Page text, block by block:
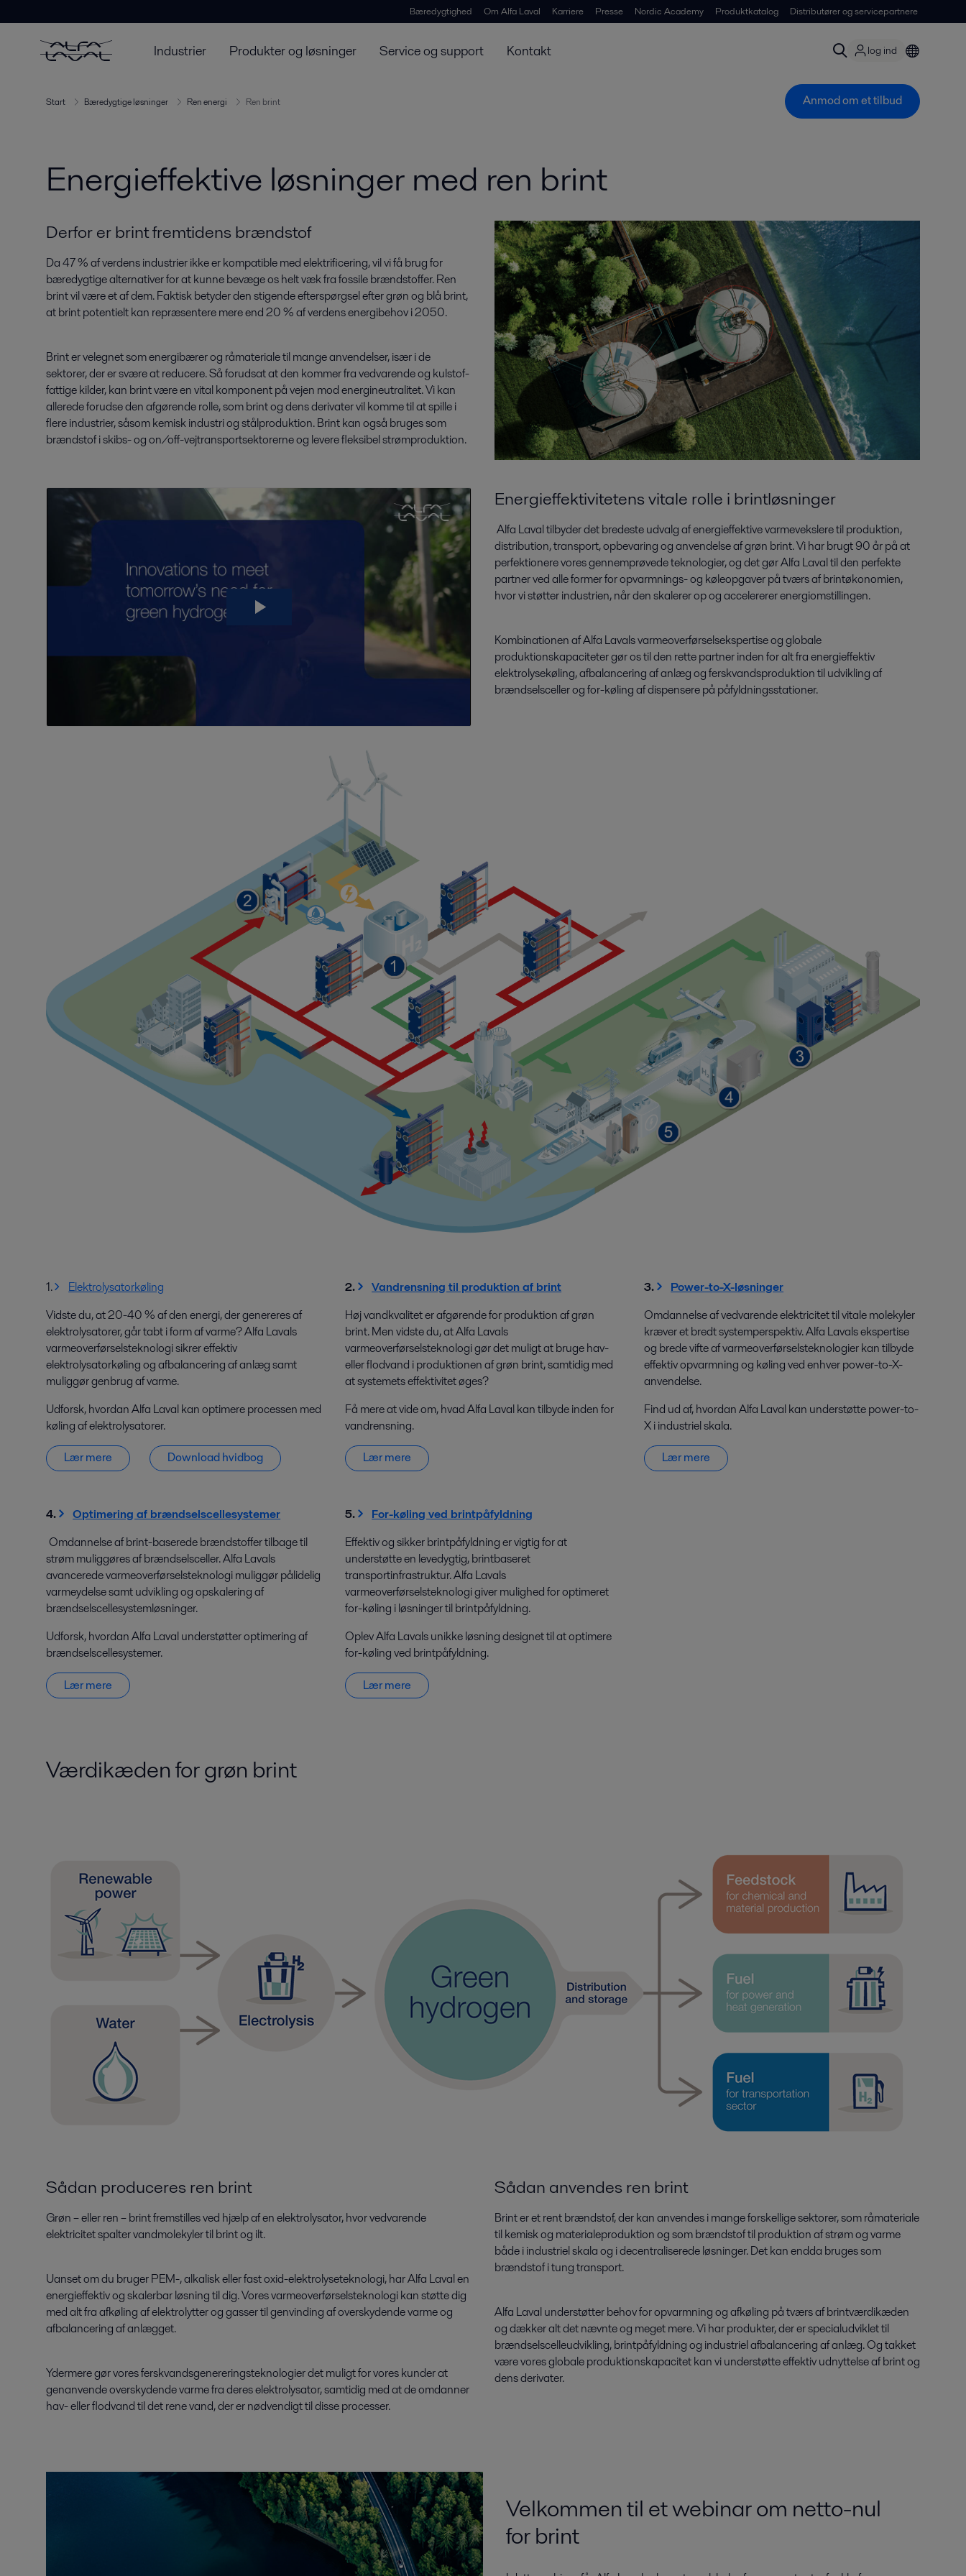
Bæredygtighed Om Alfa Laval Karriere Presse Nordic Academy Produktkatalog Distributører og servicepartnere
Industrier Produkter og løsninger Service og support Kontakt log ind
Start Bæredygtige løsninger Ren energi Ren brint Anmod om et tilbud
Energieffektive løsninger med ren brint
Derfor er brint fremtidens brændstof
Da 47 % af verdens industrier ikke er kompatible med elektrificering, vil vi få brug for
bæredygtige alternativer for at kunne bevæge os helt væk fra fossile brændstoffer. Ren
brint vil være et af dem. Faktisk betyder den stigende efterspørgsel efter grøn og blå brint,
at brint potentielt kan repræsentere mere end 20 % af verdens energibehov i 2050.
Brint er velegnet som energibærer og råmateriale til mange anvendelser, især i de
sektorer, der er svære at reducere. Så forudsat at den kommer fra vedvarende og kulstof-
fattige kilder, kan brint være en vital komponent på vejen mod energineutralitet. Vi kan
allerede forudse den afgørende rolle, som brint og dens derivater vil komme til at spille i
flere industrier, såsom kemisk industri og stålproduktion. Brint kan også bruges som
brændstof i skibs- og on/off-vejtransportsektorerne og levere fleksibel strømproduktion.
Energieffektivitetens vitale rolle i brintløsninger
Alfa Laval tilbyder det bredeste udvalg af energieffektive varmevekslere til produktion,
distribution, transport, opbevaring og anvendelse af grøn brint. Vi har brugt 90 år på at
perfektionere vores gennemprøvede teknologier, og det gør Alfa Laval til den perfekte
partner ved alle former for opvarmnings- og køleopgaver på tværs af brintøkonomien,
hvor vi støtter industrien, når den skalerer op og accelererer energiomstillingen.
Kombinationen af Alfa Lavals varmeoverførselsekspertise og globale
produktionskapaciteter gør os til den rette partner inden for alt fra energieffektiv
elektrolysekøling, afbalancering af anlæg og ferskvandsproduktion til udvikling af
brændselsceller og for-køling af dispensere på påfyldningsstationer.
1.
Elektrolysatorkøling
Vidste du, at 20-40 % af den energi, der genereres af
elektrolysatorer, går tabt i form af varme? Alfa Lavals
varmeoverførselsteknologi sikrer effektiv
elektrolysatorkøling og afbalancering af anlæg samt
muliggør genbrug af varme.
Udforsk, hvordan Alfa Laval kan optimere processen med
køling af elektrolysatorer.
Lær mere
Download hvidbog
2.
Vandrensning til produktion af brint
Høj vandkvalitet er afgørende for produktion af grøn
brint. Men vidste du, at Alfa Lavals
varmeoverførselsteknologi gør det muligt at bruge hav-
eller flodvand i produktionen af grøn brint, samtidig med
at systemets effektivitet øges?
Få mere at vide om, hvad Alfa Laval kan tilbyde inden for
vandrensning.
Lær mere
3.
Power-to-X-løsninger
Omdannelse af vedvarende elektricitet til vitale molekyler
kræver et bredt systemperspektiv. Alfa Lavals ekspertise
og brede vifte af varmeoverførselsteknologier kan tilbyde
effektiv opvarmning og køling ved enhver power-to-X-
anvendelse.
Find ud af, hvordan Alfa Laval kan understøtte power-to-
X i industriel skala.
Lær mere
4.
Optimering af brændselscellesystemer
Omdannelse af brint-baserede brændstoffer tilbage til
strøm muliggøres af brændselsceller. Alfa Lavals
avancerede varmeoverførselsteknologi muliggør pålidelig
varmeydelse samt udvikling og opskalering af
brændselscellesystemløsninger.
Udforsk, hvordan Alfa Laval understøtter optimering af
brændselscellesystemer.
Lær mere
5.
For-køling ved brintpåfyldning
Effektiv og sikker brintpåfyldning er vigtig for at
understøtte en levedygtig, brintbaseret
transportinfrastruktur. Alfa Lavals
varmeoverførselsteknologi giver mulighed for optimeret
for-køling i løsninger til brintpåfyldning.
Oplev Alfa Lavals unikke løsning designet til at optimere
for-køling ved brintpåfyldning.
Lær mere
Værdikæden for grøn brint
Sådan produceres ren brint
Grøn – eller ren – brint fremstilles ved hjælp af en elektrolysator, hvor vedvarende
elektricitet spalter vandmolekyler til brint og ilt.
Uanset om du bruger PEM-, alkalisk eller fast oxid-elektrolyseteknologi, har Alfa Laval en
energieffektiv og skalerbar løsning til dig. Vores varmeoverførselsteknologi kan støtte dig
med alt fra afkøling af elektrolytter og gasser til genvinding af overskydende varme og
afbalancering af anlægget.
Ydermere gør vores ferskvandsgenereringsteknologier det muligt for vores kunder at
genanvende overskydende varme fra deres elektrolysator, samtidig med at de omdanner
hav- eller flodvand til det rene vand, der er nødvendigt til disse processer.
Sådan anvendes ren brint
Brint er et rent brændstof, der kan anvendes i mange forskellige sektorer, som råmateriale
til kemisk og materialeproduktion og som brændstof til produktion af strøm og varme
både i industriel skala og i decentraliserede løsninger. Det kan endda bruges som
brændstof i tung transport.
Alfa Laval understøtter behov for opvarmning og afkøling på tværs af brintværdikæden
og dækker alt det nævnte og meget mere. Vi har produkter, der er specialudviklet til
brændselscelleudvikling, brintpåfyldning og industriel afbalancering af anlæg. Og takket
være vores globale produktionskapacitet kan vi understøtte effektiv udnyttelse af brint og
dens derivater.
Velkommen til et webinar om netto-nul
for brint